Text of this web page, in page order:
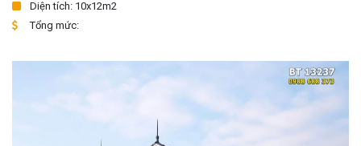
Diện tích: 10x12m2
Tổng mức: